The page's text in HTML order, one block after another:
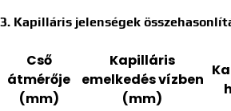
3. Kapilláris jelenségek
Cső
átmérője
(mm)
Kapilláris
emelkedés vízben
(mm)